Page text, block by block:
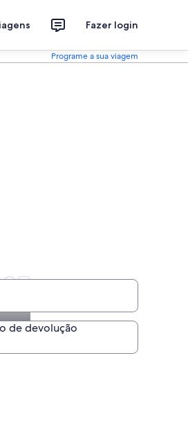
Fazer login
Programe a sua viagem
de devolução